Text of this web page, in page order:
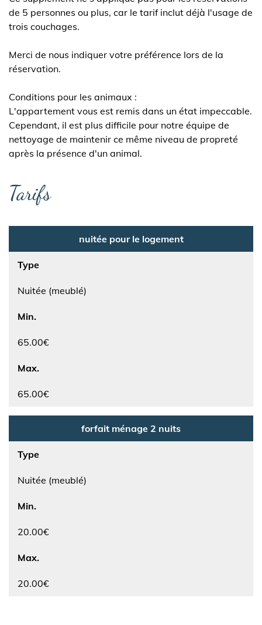
de 5 personnes ou plus, car le tarif inclut déjà l'usage de
trois couchages.
Merci de nous indiquer votre préférence lors de la
réservation.
Conditions pour les animaux :
L'appartement vous est remis dans un état impeccable.
Cependant, il est plus difficile pour notre équipe de
nettoyage de maintenir ce même niveau de propreté
après la présence d'un animal.
Tarifs
nuitée pour le logement
Type
Nuitée (meublé)
Min.
65.00€
Max.
65.00€
forfait ménage 2 nuits
Type
Nuitée (meublé)
Min.
20.00€
Max.
20.00€